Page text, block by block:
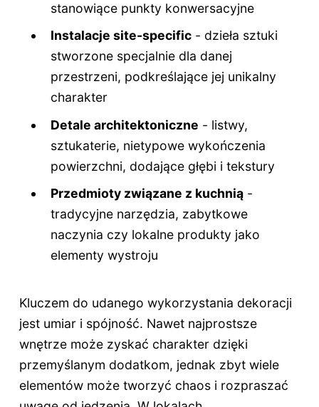
stanowiące punkty konwersacyjne
Instalacje site-specific - dzieła sztuki
stworzone specjalnie dla danej
przestrzeni, podkreślające jej unikalny
charakter
Detale architektoniczne - listwy,
sztukaterie, nietypowe wykończenia
powierzchni, dodające głębi i tekstury
Przedmioty związane z kuchnią -
tradycyjne narzędzia, zabytkowe
naczynia czy lokalne produkty jako
elementy wystroju
Kluczem do udanego wykorzystania dekoracji
jest umiar i spójność. Nawet najprostsze
wnętrze może zyskać charakter dzięki
przemyślanym dodatkom, jednak zbyt wiele
elementów może tworzyć chaos i rozpraszać